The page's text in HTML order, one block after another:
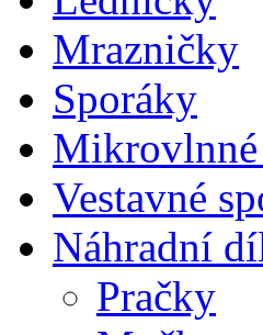
Mrazničky
Sporáky
Vestavné
Náhradní
Pračky